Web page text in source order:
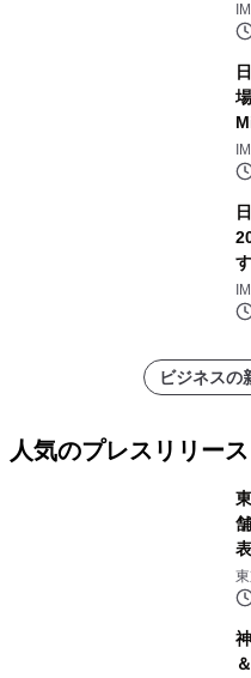
ビジネスの
人気のプレスリリース